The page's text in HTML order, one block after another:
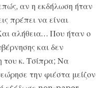
αν η εκδήλωση ήταν
πρέπει να είναι
αλήθεια… Που ήταν ο
και δεν
του κ. Τσίπρα; Να
την φιέστα μείζον